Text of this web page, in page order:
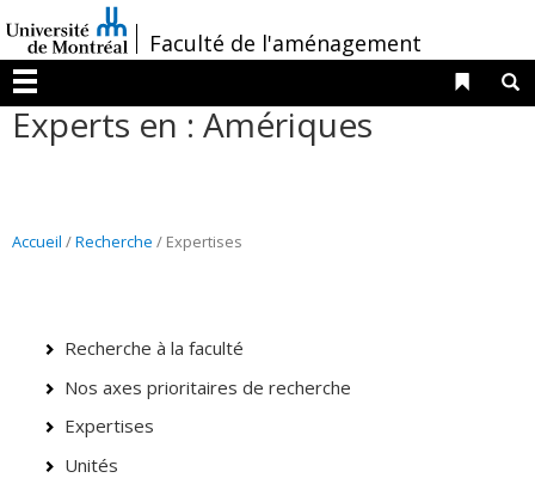
au
contenu
/Faculté de l'aménagement
Menu
Liens
Experts en : Amériques
Accueil /Recherche / Expertises
Recherche à la faculté
Nos axes prioritaires de recherche
Expertises
Unités